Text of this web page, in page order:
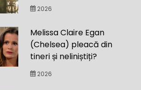
2026
Melissa Claire Egan
(Chelsea) pleacă din
tineri și neliniștiți?
2026